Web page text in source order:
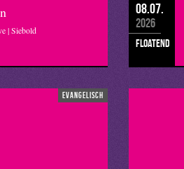
| Siebold
08.07.
2026
floatend
evangelisch